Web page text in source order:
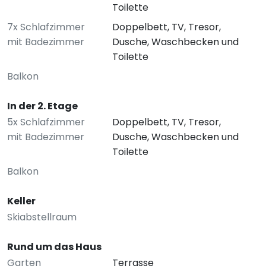
Toilette
7x Schlafzimmer
mit Badezimmer
Doppelbett, TV, Tresor,
Dusche, Waschbecken und
Toilette
Balkon
In der 2. Etage
5x Schlafzimmer
mit Badezimmer
Doppelbett, TV, Tresor,
Dusche, Waschbecken und
Toilette
Balkon
Keller
Skiabstellraum
Rund um das Haus
Garten
Terrasse